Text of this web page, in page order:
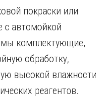
покраски или
с автомойкой
комплектующие,
обработку,
высокой влажности
реагентов.